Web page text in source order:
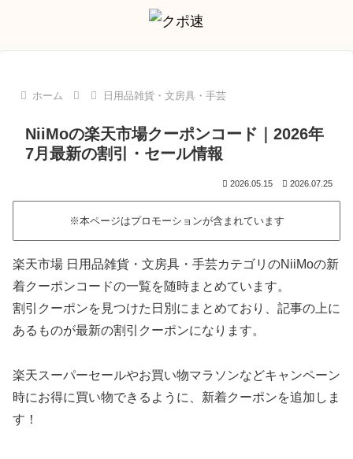
ホーム 日用品雑貨・文房具・手芸
NiiMoの楽天市場クーポンコード｜2026年
7月最新の割引・セール情報
2026.05.15 2026.07.25
※本ページはプロモーションが含まれています
楽天市場 日用品雑貨・文房具・手芸カテゴリのNiiMoの新
着クーポンコードの一覧を随時まとめています。
割引クーポンを見つけた日別にまとめており、記事の上に
あるものが最新の割引クーポンになります。
楽天スーパーセールやお買い物マラソンなどキャンペーン
時にお得に買い物できるように、新着クーポンを追加しま
す！